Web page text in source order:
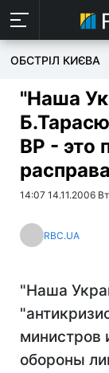
ОБСТРІЛ КИЄВА
"Наша
ВР - это
расправа
14:07 14.11.2006 Вт
RBC.UA
"Наша
министров
обороны